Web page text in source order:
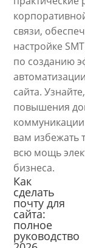
связи,
настройке
по созданию
сайта.
повышения
вам избежать
всю мощь
бизнеса.
Как
сделать
почту для
сайта:
полное
руководство